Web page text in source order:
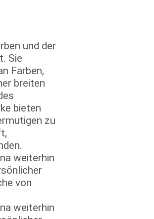
und der
Sie
Farben,
breiten
bieten
zu
weiterhin
von
weiterhin